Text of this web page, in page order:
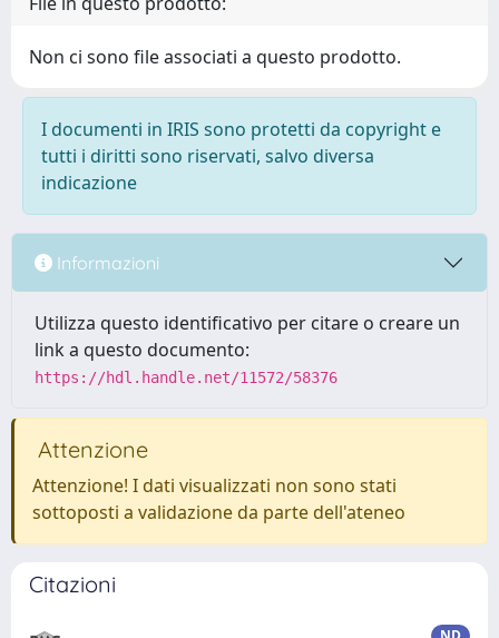
Non ci sono file associati a questo prodotto.
I documenti in IRIS sono protetti da copyright e
tutti i diritti sono riservati, salvo diversa
indicazione
Informazioni
Utilizza questo identificativo per citare o creare un
link a questo documento:
https://hdl.handle.net/11572/58376
Attenzione
Attenzione! I dati visualizzati non sono stati
sottoposti a validazione da parte dell'ateneo
Citazioni